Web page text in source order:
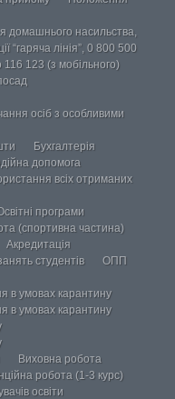
домашнього насильства,
“гаряча лінія”, 0 800 500
123 (з мобільного)
осіб з особливими
Бухгалтерія
допомога
всіх отриманих
програми
(спортивна частина)
Акредитація
студентів
ОПП
в умовах карантину
в умовах карантину
Виховна робота
робота (1-3 курс)
освіти